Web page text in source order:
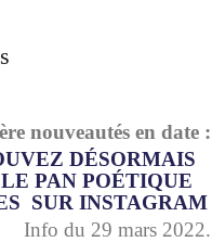
nouveautés en date :
DÉSORMAIS
PAN POÉTIQUE
SUR INSTAGRAM
Info du 29 mars 2022.